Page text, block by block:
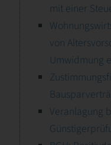
mit einer
von
Umwidmung
Veranlagung